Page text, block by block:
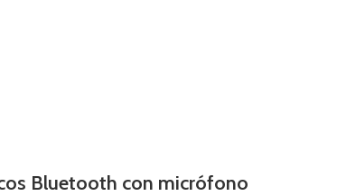
Bluetooth con micrófono